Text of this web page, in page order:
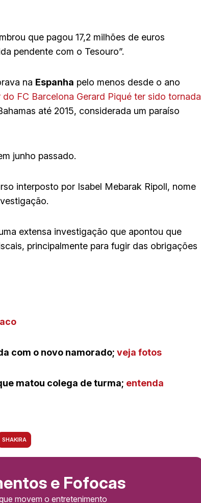
que pagou 17,2 milhões de euros
pendente com o Tesouro”.
na Espanha pelo menos desde o ano
FC Barcelona Gerard Piqué ter sido tornada
até 2015, considerada um paraíso
junho passado.
interposto por Isabel Mebarak Ripoll, nome
extensa investigação que apontou que
principalmente para fugir das obrigações
com o novo namorado; veja fotos
matou colega de turma; entenda
SHAKIRA
e Fofocas
movem o entretenimento